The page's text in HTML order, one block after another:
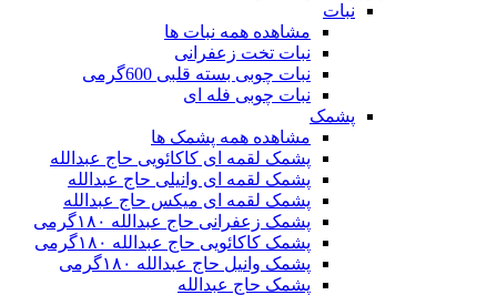
نبات
مشاهده همه نبات ها
نبات تخت زعفرانی
نبات چوبی بسته قلبی 600گرمی
نبات چوبی فله ای
پشمک
مشاهده همه پشمک ها
پشمک لقمه ای کاکائویی حاج عبدالله
پشمک لقمه ای وانیلی حاج عبدالله
پشمک لقمه ای میکس حاج عبدالله
پشمک زعفرانی حاج عبدالله ۱۸۰گرمی
پشمک کاکائویی حاج عبدالله ۱۸۰گرمی
پشمک وانیل حاج عبدالله ۱۸۰گرمی
پشمک حاج عبدالله